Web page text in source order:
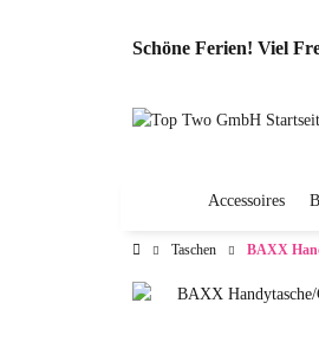
Schöne Ferien! Viel
Accessoires
Taschen BAXX